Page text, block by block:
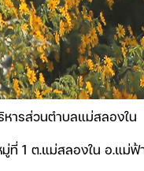
หารส่วนตำบลแม่สลองใน
ที่ 1 ต.แม่สลองใน อ.แม่ฟ้